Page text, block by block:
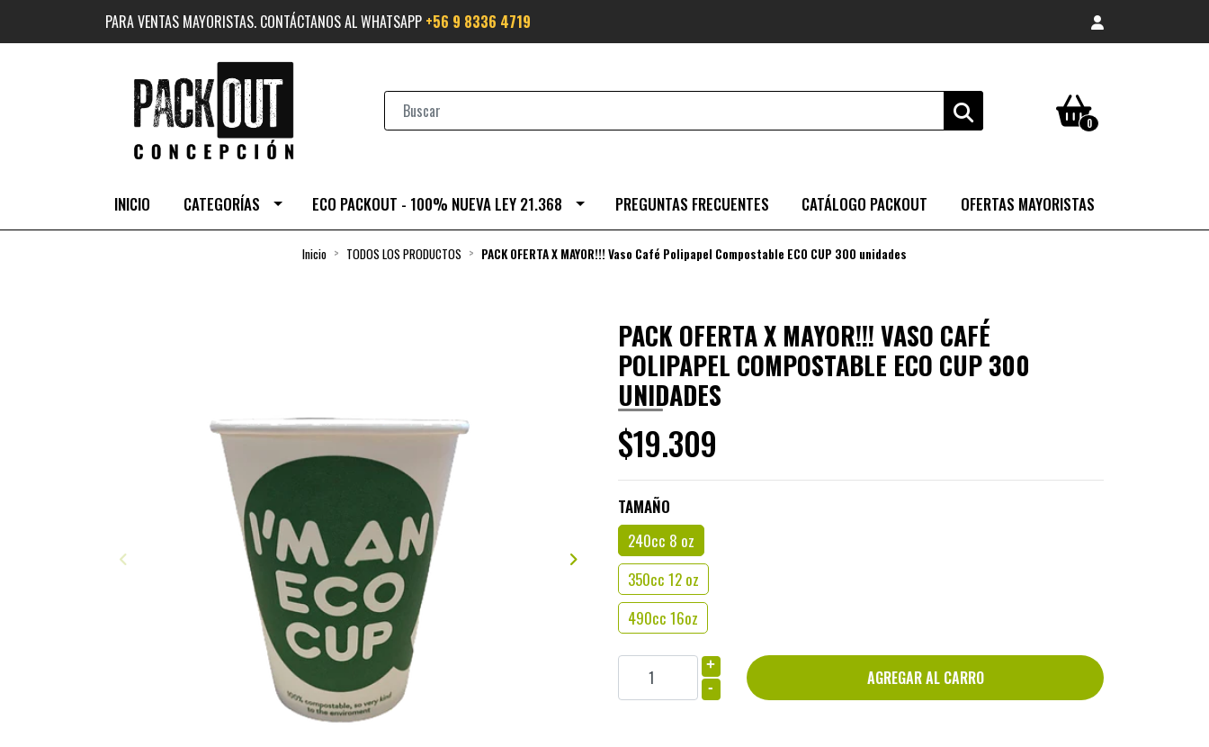
PARA VENTAS MAYORISTAS. CONTÁCTANOS AL WHATSAPP +56 9 8336 4719
0
INICIO CATEGORÍAS ECO PACKOUT - 100% NUEVA LEY 21.368 PREGUNTAS FRECUENTES CATÁLOGO PACKOUT OFERTAS MAYORISTAS
Inicio TODOS LOS PRODUCTOS PACK OFERTA X MAYOR!!! Vaso Café Polipapel Compostable ECO CUP 300 unidades
PACK OFERTA X MAYOR!!! VASO CAFÉ
POLIPAPEL COMPOSTABLE ECO CUP 300
UNIDADES
$19.309
TAMAÑO
240cc 8 oz
350cc 12 oz
490cc 16oz
+
-